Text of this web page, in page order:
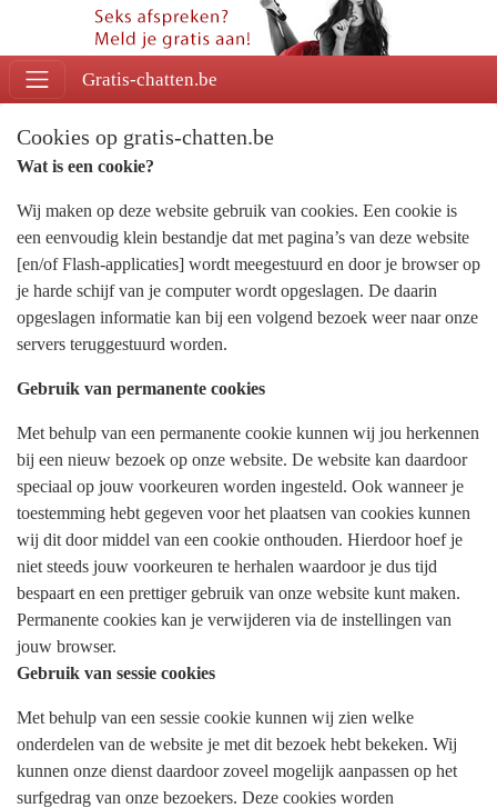
Gratis-chatten.be
Cookies op gratis-chatten.be
Wat is een cookie?
Wij maken op deze website gebruik van cookies. Een cookie is
een eenvoudig klein bestandje dat met pagina’s van deze website
[en/of Flash-applicaties] wordt meegestuurd en door je browser op
je harde schijf van je computer wordt opgeslagen. De daarin
opgeslagen informatie kan bij een volgend bezoek weer naar onze
servers teruggestuurd worden.
Gebruik van permanente cookies
Met behulp van een permanente cookie kunnen wij jou herkennen
bij een nieuw bezoek op onze website. De website kan daardoor
speciaal op jouw voorkeuren worden ingesteld. Ook wanneer je
toestemming hebt gegeven voor het plaatsen van cookies kunnen
wij dit door middel van een cookie onthouden. Hierdoor hoef je
niet steeds jouw voorkeuren te herhalen waardoor je dus tijd
bespaart en een prettiger gebruik van onze website kunt maken.
Permanente cookies kan je verwijderen via de instellingen van
jouw browser.
Gebruik van sessie cookies
Met behulp van een sessie cookie kunnen wij zien welke
onderdelen van de website je met dit bezoek hebt bekeken. Wij
kunnen onze dienst daardoor zoveel mogelijk aanpassen op het
surfgedrag van onze bezoekers. Deze cookies worden